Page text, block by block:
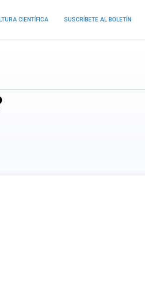
CIENTÍFICA SUSCRÍBETE AL BOLETÍN